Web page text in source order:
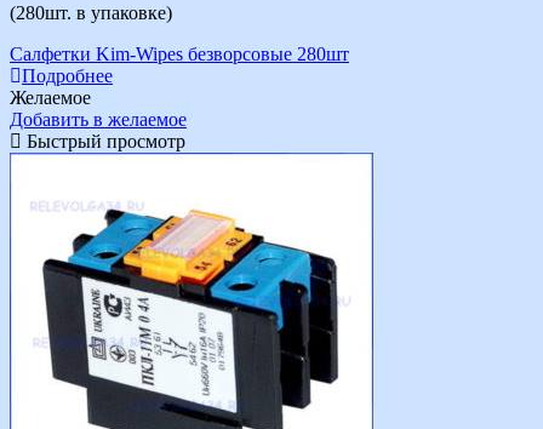
(280шт. в упаковке)
Салфетки Kim-Wipes безворсовые 280шт
Подробнее
Желаемое
Добавить в желаемое
Быстрый просмотр